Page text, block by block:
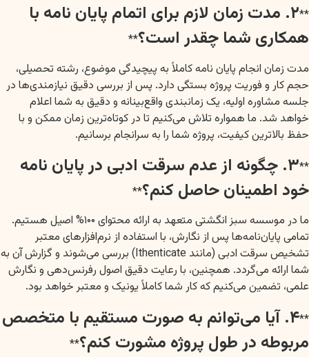
** ۲. مدت زمان لازم برای اتمام پایان نامه با
همکاری شما چقدر است؟**
مدت زمان انجام پایان نامه کاملاً به پیچیدگی موضوع، رشته تحصیلی،
حجم کار و فوریت پروژه بستگی دارد. پس از بررسی دقیق نیازمندی‌ها در
جلسه مشاوره اولیه، یک زمانبندی واقع‌بینانه و دقیق به شما اعلام
خواهد شد. ما همواره تلاش می‌کنیم تا در کوتاه‌ترین زمان ممکن و با
حفظ بالاترین کیفیت، پروژه شما را به سرانجام برسانیم.
**
۳. چگونه از عدم سرقت ادبی در پایان نامه
خود اطمینان حاصل کنم؟**
ما در موسسه سبز انگشتی متعهد به ارائه محتوای ۱۰۰% اصیل هستیم.
تمامی پایان‌نامه‌ها پس از نگارش، با استفاده از نرم‌افزارهای معتبر
تشخیص سرقت ادبی (مانند Ithenticate) بررسی می‌شوند و گزارش آن به
شما ارائه می‌گردد. همچنین، با رعایت دقیق اصول رفرنس‌دهی و نگارش
علمی، تضمین می‌کنیم که کار شما کاملاً یونیک و معتبر خواهد بود.
**
۴. آیا می‌توانم به صورت مستقیم با متخصص
مربوطه در طول پروژه مشورت کنم؟**